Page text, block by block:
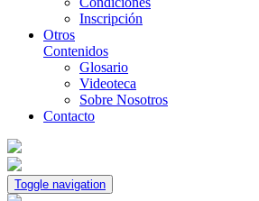
Inscripción
Otros
Contenidos
Glosario
Videoteca
Sobre Nosotros
Contacto
Toggle navigation